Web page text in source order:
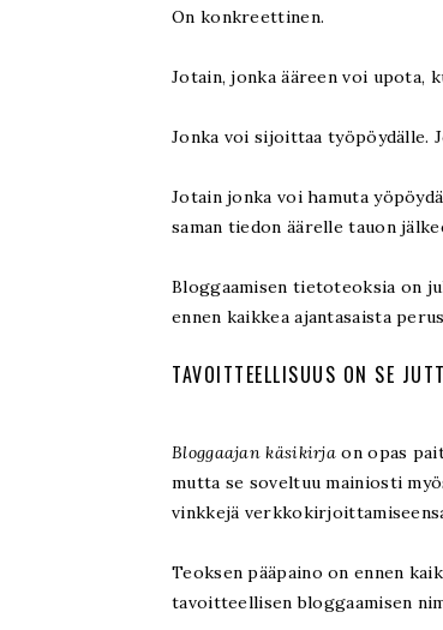
On konkreettinen.
Jotain, jonka ääreen voi upota,
Jonka voi sijoittaa työpöydälle.
Jotain jonka voi hamuta
saman tiedon äärelle tauon
Bloggaamisen tietoteoksia on
ennen kaikkea ajantasaista
TAVOITTEELLISUUS ON SE
Bloggaajan käsikirjaon opas
mutta se soveltuu mainiosti
vinkkejä
Teoksen pääpaino on ennen
tavoitteellisen bloggaamisen